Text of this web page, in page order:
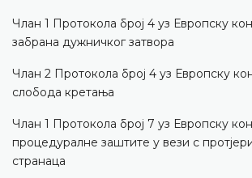
Члан 1 Протокола број 4 уз Европску
забрана дужничког затвора
Члан 2 Протокола број 4 уз Европску
слобода кретања
Члан 1 Протокола број 7 уз Европску
процедуралне заштите у вези с
странаца